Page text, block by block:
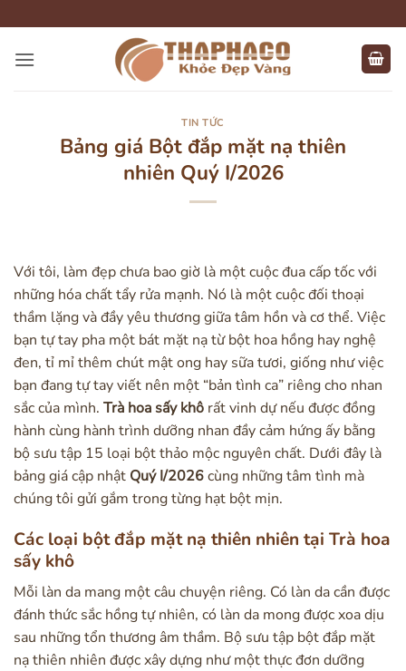
qua
nội
TIN TỨC
Bảng giá Bột đắp mặt nạ thiên
nhiên Quý I/2026
Với tôi, làm đẹp chưa bao giờ là một cuộc đua cấp tốc với
những hóa chất tẩy rửa mạnh. Nó là một cuộc đối thoại
thầm lặng và đầy yêu thương giữa tâm hồn và cơ thể. Việc
bạn tự tay pha một bát mặt nạ từ bột hoa hồng hay nghệ
đen, tỉ mỉ thêm chút mật ong hay sữa tươi, giống như việc
bạn đang tự tay viết nên một “bản tình ca” riêng cho nhan
sắc của mình. Trà hoa sấy khô rất vinh dự nếu được đồng
hành cùng hành trình dưỡng nhan đầy cảm hứng ấy bằng
bộ sưu tập 15 loại bột thảo mộc nguyên chất. Dưới đây là
bảng giá cập nhật Quý I/2026cùng những tâm tình mà
chúng tôi gửi gắm trong từng hạt bột mịn.
Các loại bột đắp mặt nạ thiên nhiên tại Trà hoa
sấy khô
Mỗi làn da mang một câu chuyện riêng. Có làn da cần được
đánh thức sắc hồng tự nhiên, có làn da mong được xoa dịu
sau những tổn thương âm thầm. Bộ sưu tập bột đắp mặt
nạ thiên nhiên được xây dựng như một thực đơn dưỡng